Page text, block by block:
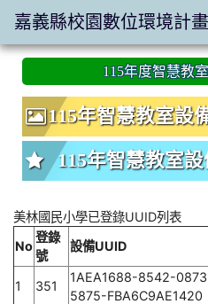
:::
115年度智慧教
115年智慧教室設
115年智慧教室
美林國民小學已登錄UUID列表
No
登錄
號
設備UUID
1
351
1AEA1688-8542-
5875-FBA6C9AE1420
嘉義縣校園數位環境計畫